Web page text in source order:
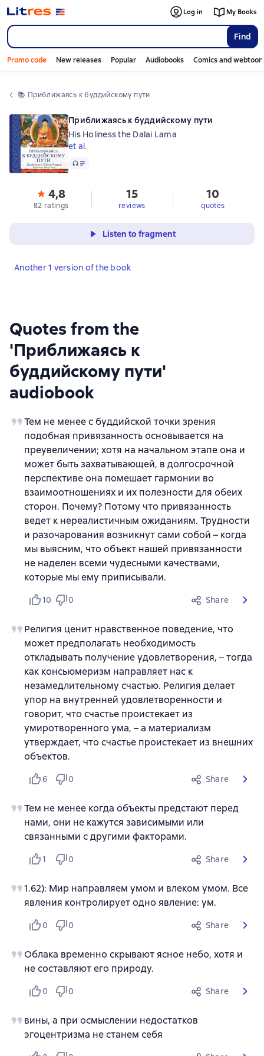
Find
Log in My Books
Promo code New releases Popular Audiobooks Comics and
📚 Приближаясь к буддийскому пути
Quotes from the
'Приближаясь к
буддийскому пути'
audiobook
Тем не менее с буддийской точки зрения
подобная привязанность основывается на
преувеличении; хотя на начальном этапе она и
может быть захватывающей, в долгосрочной
перспективе она помешает гармонии во
взаимоотношениях и их полезности для обеих
сторон. Почему? Потому что привязанность
ведет к нереалистичным ожиданиям. Трудности
и разочарования возникнут сами собой – когда
мы выясним, что объект нашей привязанности
не наделен всеми чудесными качествами,
которые мы ему приписывали.
10 0 Share
Религия ценит нравственное поведение, что
может предполагать необходимость
откладывать получение удовлетворения, – тогда
как консьюмеризм направляет нас к
незамедлительному счастью. Религия делает
упор на внутренней удовлетворенности и
говорит, что счастье проистекает из
умиротворенного ума, – а материализм
утверждает, что счастье проистекает из внешних
объектов.
6 0 Share
Тем не менее когда объекты предстают перед
нами, они не кажутся зависимыми или
связанными с другими факторами.
1 0 Share
1.62): Мир направляем умом и влеком умом. Все
явления контролирует одно явление: ум.
0 0 Share
Облака временно скрывают ясное небо, хотя и
не составляют его природу.
0 0 Share
вины, а при осмыслении недостатков
эгоцентризма не станем себя
Приближаясь к буддийскому пути
His Holiness the Dalai Lama
et al.
Audio
4,8
82 ratings
15
reviews
10
quotes
Listen to fragment
Another 1 version of the book